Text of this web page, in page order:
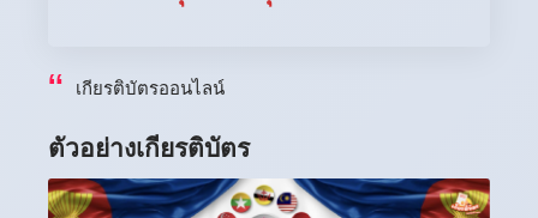
เกียรติบัตรออนไลน์
ตัวอย่างเกียรติบัตร